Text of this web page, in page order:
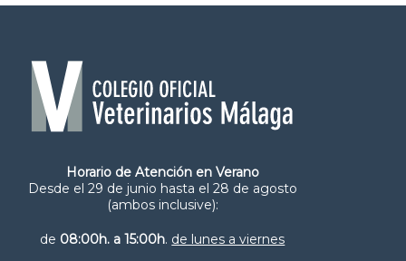
Horario de Atención en Verano
Desde el 29 de junio hasta el 28 de agosto
(ambos inclusive):
de 08:00h. a 15:00h. de lunes a viernes